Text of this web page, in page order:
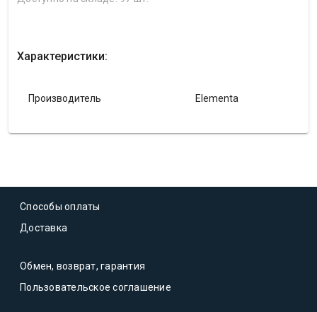
Характеристики:
Производитель Elementa
Способы оплаты
Доставка
Обмен, возврат, гарантия
Пользовательское соглашение